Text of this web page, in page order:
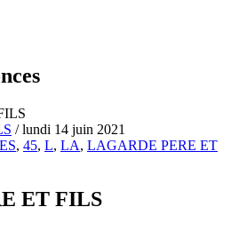
/ lundi 14 juin 2021
, 45, L, LA, LAGARDE PERE ET
ET FILS